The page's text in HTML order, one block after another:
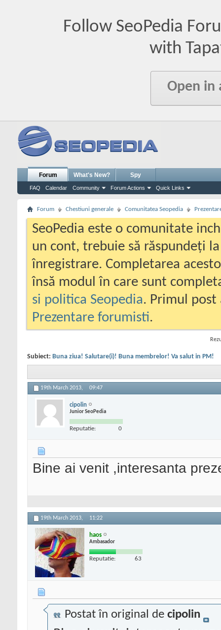
Follow SeoPedia
with
Open in
Forum
FAQ Calendar Community Forum Actions Quick Links
What's New? Spy
Forum Chestiuni generale Comunitatea Seopedia
SeoPedia este o comunitate
un cont, trebuie să răspundeți
înregistrare. Completarea
însă modul în care sunt
si politica Seopedia. Primul
Prezentare forumisti.
Subiect: Buna ziua! Salutare(i)! Buna membrelor! Va salut in PM!
19th March 2013, 09:47
cipolin
Junior SeoPedia
Reputatie: 0
Bine ai venit ,interesanta
19th March 2013, 11:22
haos
Ambasador
Reputatie: 63
Postat în original de cipolin